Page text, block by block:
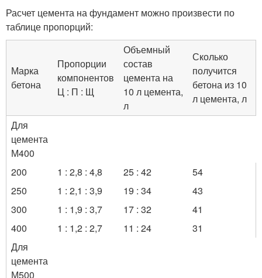
Расчет цемента на фундамент можно произвести по
таблице пропорций:
Марка
бетона
Пропорции
компонентов
Ц : П : Щ
Объемный
состав
цемента на
10 л цемента,
л
Сколько
получится
бетона из 10
л цемента, л
Для
цемента
М400
200
1 : 2,8 : 4,8 25 : 42
54
250
1 : 2,1 : 3,9 19 : 34
43
300
1 : 1,9 : 3,7 17 : 32
41
400
1 : 1,2 : 2,7 11 : 24
31
Для
цемента
М500